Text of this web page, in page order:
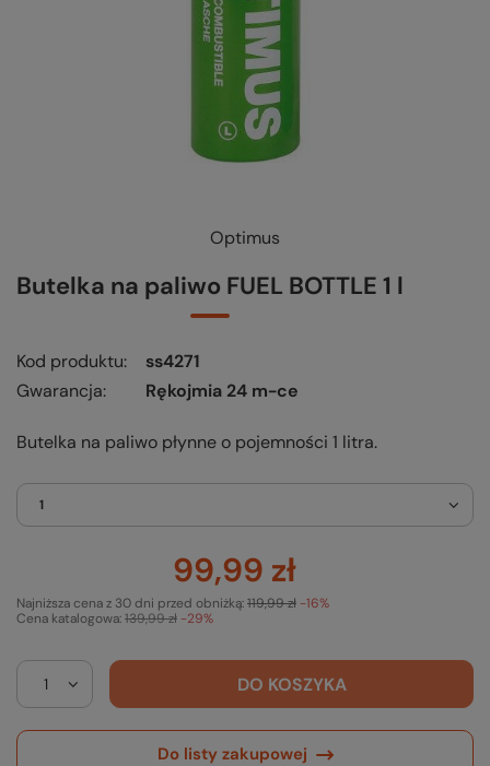
Optimus
Butelka na paliwo FUEL BOTTLE 1 l
Kod produktu
ss4271
Gwarancja
Rękojmia 24 m-ce
Butelka na paliwo płynne o pojemności 1 litra.
1
99,99 zł
Cena katalogowa:139,99 zł -29%
Najniższa cena z 30 dni przed obniżką:119,99 zł -16%
DO KOSZYKA
Do listy zakupowej